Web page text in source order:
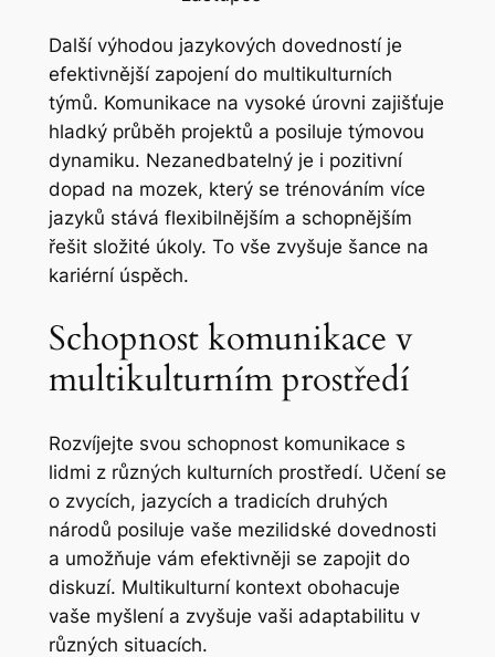
Další výhodou jazykových dovedností je
efektivnější zapojení do multikulturních
týmů. Komunikace na vysoké úrovni zajišťuje
hladký průběh projektů a posiluje týmovou
dynamiku. Nezanedbatelný je i pozitivní
dopad na mozek, který se trénováním více
jazyků stává flexibilnějším a schopnějším
řešit složité úkoly. To vše zvyšuje šance na
kariérní úspěch.
Schopnost komunikace v
multikulturním prostředí
Rozvíjejte svou schopnost komunikace s
lidmi z různých kulturních prostředí. Učení se
o zvycích, jazycích a tradicích druhých
národů posiluje vaše mezilidské dovednosti
a umožňuje vám efektivněji se zapojit do
diskuzí. Multikulturní kontext obohacuje
vaše myšlení a zvyšuje vaši adaptabilitu v
různých situacích.